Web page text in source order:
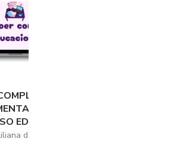
EDUCAÇÃO
da Silva